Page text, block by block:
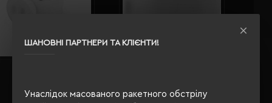
ШАНОВНІ ПАРТНЕРИ ТА КЛІЄНТИ!
Унаслідок масованого ракетного обстрілу